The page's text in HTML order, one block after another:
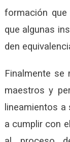
formación
que algunas
den
Finalmente se
maestros y
lineamientos
a cumplir con